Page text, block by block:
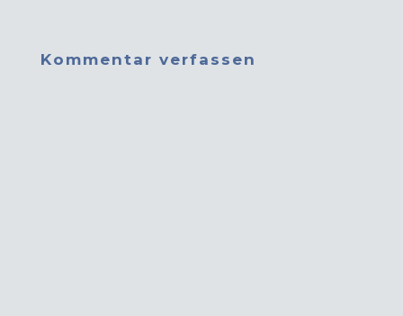
Kommentar verfassen